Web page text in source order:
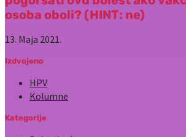
osoba oboli? (HINT: ne)
13. Maja 2021.
Izdvojeno
HPV
Kolumne
Kategorije